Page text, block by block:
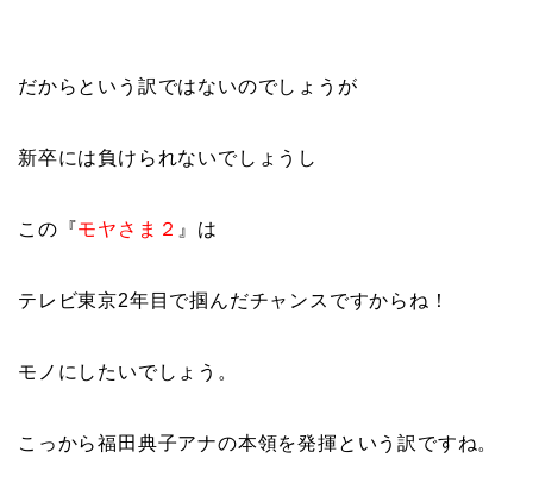
だからという訳ではないのでしょうが
新卒には負けられないでしょうし
この『モヤさま２ 』は
テレビ東京2年目で掴んだチャンスですからね！
モノにしたいでしょう。
こっから福田典子アナの本領を発揮という訳ですね。